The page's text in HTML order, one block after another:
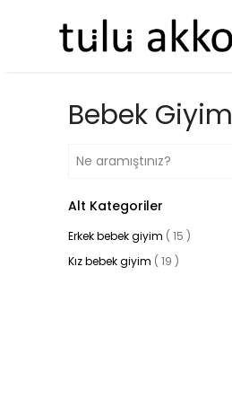
Bebek Giyim
Alt Kategoriler
Erkek bebek giyim ( 15 )
Kız bebek giyim ( 19 )